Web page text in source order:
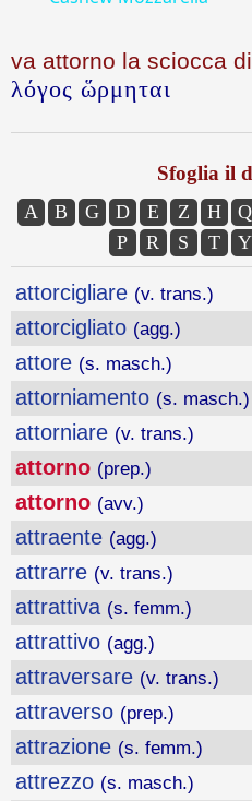
va attorno la sciocca
λόγος ὥρμηται
Sfoglia il
A B G D E Z H Q
P
R S T Y
attorcigliare (v. trans.)
attorcigliato (agg.)
attore (s. masch.)
attorniamento (s. masch.)
attorniare (v. trans.)
attorno (prep.)
attorno (avv.)
attraente (agg.)
attrarre (v. trans.)
attrattiva (s. femm.)
attrattivo (agg.)
attraversare (v. trans.)
attraverso (prep.)
attrazione (s. femm.)
attrezzo (s. masch.)